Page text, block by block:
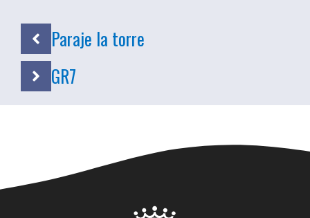
Paraje la torre
GR7